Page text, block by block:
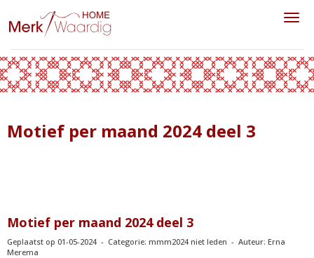
Motief per maand 2024 deel 3
Motief per maand 2024 deel 3
Geplaatst op 01-05-2024 - Categorie: mmm2024 niet leden - Auteur: Erna
Merema